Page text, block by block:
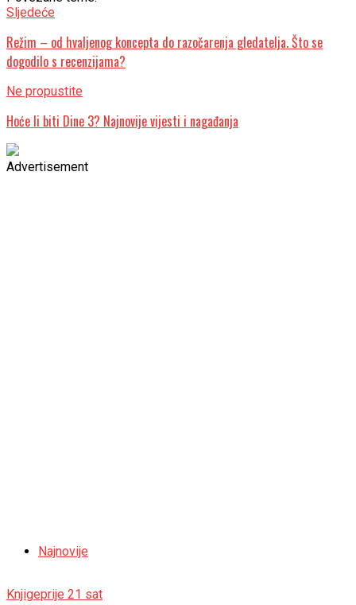
Sljedeće
Režim – od hvaljenog koncepta do razočarenja gledatelja. Što se
dogodilo s recenzijama?
Ne propustite
Hoće li biti Dine 3? Najnovije vijesti i nagađanja
Advertisement
Najnovije
Knjigeprije 21 sat